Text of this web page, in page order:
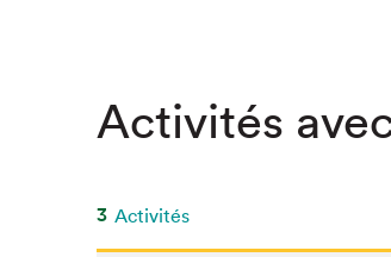
SLM 2021
SLM 2020
Activités
3 Activités